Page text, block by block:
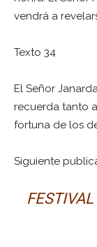
vendrá a
Texto 34
El Señor
recuerda tanto
fortuna de los
Siguiente